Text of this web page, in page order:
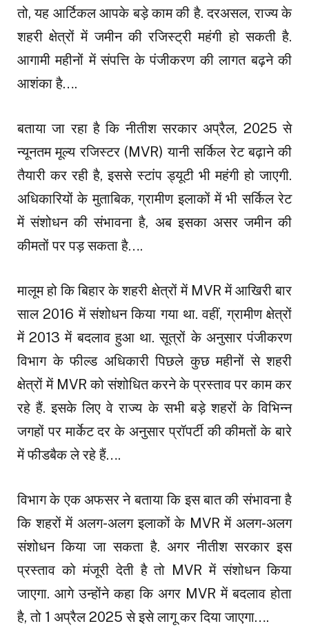
तो, यह आर्टिकल आपके बड़े काम की है. दरअसल, राज्य के
शहरी क्षेत्रों में जमीन की रजिस्ट्री महंगी हो सकती है.
आगामी महीनों में संपत्ति के पंजीकरण की लागत बढ़ने की
आशंका है….
बताया जा रहा है कि नीतीश सरकार अप्रैल, 2025 से
न्यूनतम मूल्य रजिस्टर (MVR) यानी सर्किल रेट बढ़ाने की
तैयारी कर रही है, इससे स्टांप ड्यूटी भी महंगी हो जाएगी.
अधिकारियों के मुताबिक, ग्रामीण इलाकों में भी सर्किल रेट
में संशोधन की संभावना है, अब इसका असर जमीन की
कीमतों पर पड़ सकता है….
मालूम हो कि बिहार के शहरी क्षेत्रों में MVR में आखिरी बार
साल 2016 में संशोधन किया गया था. वहीं, ग्रामीण क्षेत्रों
में 2013 में बदलाव हुआ था. सूत्रों के अनुसार पंजीकरण
विभाग के फील्ड अधिकारी पिछले कुछ महीनों से शहरी
क्षेत्रों में MVR को संशोधित करने के प्रस्ताव पर काम कर
रहे हैं. इसके लिए वे राज्य के सभी बड़े शहरों के विभिन्न
जगहों पर मार्केट दर के अनुसार प्रॉपर्टी की कीमतों के बारे
में फीडबैक ले रहे हैं….
विभाग के एक अफसर ने बताया कि इस बात की संभावना है
कि शहरों में अलग-अलग इलाकों के MVR में अलग-अलग
संशोधन किया जा सकता है. अगर नीतीश सरकार इस
प्रस्ताव को मंजूरी देती है तो MVR में संशोधन किया
जाएगा. आगे उन्होंने कहा कि अगर MVR में बदलाव होता
है, तो 1 अप्रैल 2025 से इसे लागू कर दिया जाएगा….